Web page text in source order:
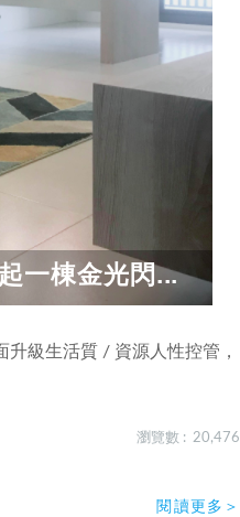
一棟金光閃...
級生活質 / 資源人性控管，
瀏覽數 : 20,476
閱讀更多＞